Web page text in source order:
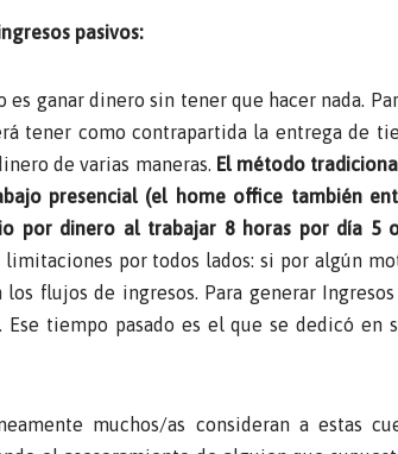
pasivos:
es ganar dinero sin tener que hacer nada.
tener como contrapartida la entrega de
de varias maneras. El método
presencial (el home office también
por dinero al trabajar 8 horas por día 5
limitaciones por todos lados: si por algún
flujos de ingresos. Para generar
Ese tiempo pasado es el que se dedicó
muchos/as consideran a estas